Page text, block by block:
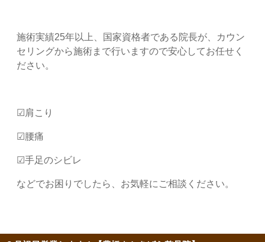
施術実績25年以上、国家資格者である院長が、カウン
セリングから施術まで行いますので安心してお任せく
ださい。
☑肩こり
☑腰痛
☑手足のシビレ
などでお困りでしたら、お気軽にご相談ください。